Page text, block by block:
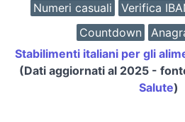
Numeri casuali Verifica
Countdown
Stabilimenti italiani per gli
(Dati aggiornati al 2025 -
Salute)